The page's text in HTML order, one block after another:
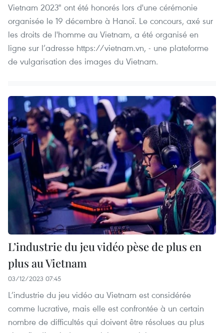
Vietnam 2023" ont été honorés lors d'une cérémonie
organisée le 19 décembre à Hanoï. Le concours, axé sur
les droits de l'homme au Vietnam, a été organisé en
ligne sur l’adresse https://vietnam.vn, - une plateforme
de vulgarisation des images du Vietnam.
L’industrie du jeu vidéo pèse de plus en
plus au Vietnam
03/12/2023 07:45
L’industrie du jeu vidéo au Vietnam est considérée
comme lucrative, mais elle est confrontée à un certain
nombre de difficultés qui doivent être résolues au plus